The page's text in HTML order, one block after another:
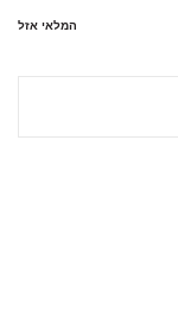
המלאי אזל